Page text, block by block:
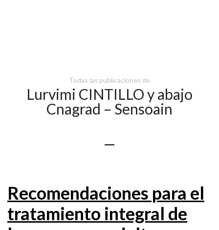
Todas las publicaciones de
Lurvimi CINTILLO y abajo
Cnagrad – Sensoain
Recomendaciones para el
tratamiento integral de